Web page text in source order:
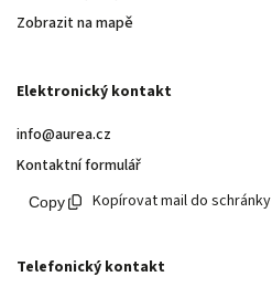
Zobrazit na mapě
Elektronický kontakt
info@aurea.cz
Kontaktní formulář
Kopírovat mail do schránky
Telefonický kontakt